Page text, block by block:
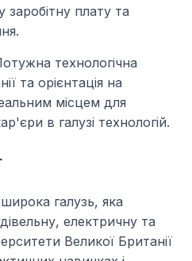
плату та
технологічна
та орієнтація на
місцем для
в галузі технологій.
галузь, яка
електричну та
Великої Британії